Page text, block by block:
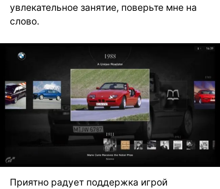
увлекательное занятие, поверьте мне на
слово.
Приятно радует поддержка игрой